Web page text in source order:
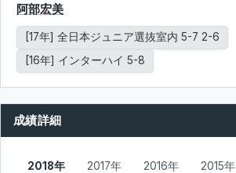
阿部宏美
[17年] 全日本ジュニア選抜室内 5-7 2-6
[16年] インターハイ 5-8
成績詳細
2018年 2017年 2016年 2015年